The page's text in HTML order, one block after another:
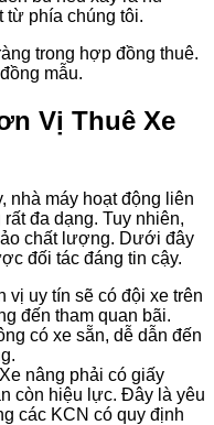
từ phía chúng tôi.
trong hợp đồng thuê.
mẫu.
Vị Thuê Xe
nhà máy hoạt động liên
đa dạng. Tuy nhiên,
chất lượng. Dưới đây
đối tác đáng tin cậy.
vị uy tín sẽ có đội xe trên
đến tham quan bãi.
có xe sẵn, dễ dẫn đến
Xe nâng phải có giấy
còn hiệu lực. Đây là yêu
các KCN có quy định